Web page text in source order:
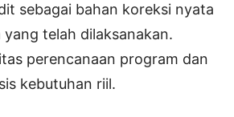
sebagai bahan koreksi nyata
telah dilaksanakan.
perencanaan program dan
kebutuhan riil.